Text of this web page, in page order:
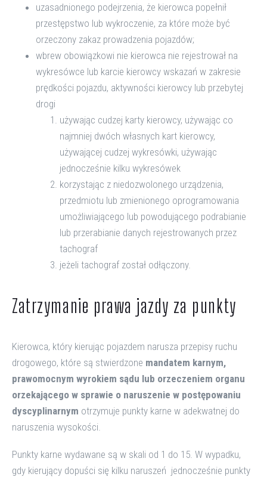
uzasadnionego podejrzenia, że kierowca popełnił
przestępstwo lub wykroczenie, za które może być
orzeczony zakaz prowadzenia pojazdów;
wbrew obowiązkowi nie kierowca nie rejestrował na
wykresówce lub karcie kierowcy wskazań w zakresie
prędkości pojazdu, aktywności kierowcy lub przebytej
drogi
używając cudzej karty kierowcy, używając co
najmniej dwóch własnych kart kierowcy,
używającej cudzej wykresówki, używając
jednocześnie kilku wykresówek
korzystając z niedozwolonego urządzenia,
przedmiotu lub zmienionego oprogramowania
umożliwiającego lub powodującego podrabianie
lub przerabianie danych rejestrowanych przez
tachograf
jeżeli tachograf został odłączony.
Zatrzymanie prawa jazdy za punkty
Kierowca, który kierując pojazdem narusza przepisy ruchu
drogowego, które są stwierdzone mandatem karnym,
prawomocnym wyrokiem sądu lub orzeczeniem organu
orzekającego w sprawie o naruszenie w postępowaniu
dyscyplinarnym otrzymuje punkty karne w adekwatnej do
naruszenia wysokości.
Punkty karne wydawane są w skali od 1 do 15. W wypadku,
gdy kierujący dopuści się kilku naruszeń jednocześnie punkty